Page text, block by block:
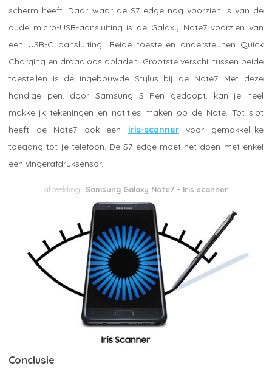
scherm heeft. Daar waar de S7 edge nog voorzien is van de
oude micro-USB-aansluiting is de Galaxy Note7 voorzien van
een USB-C aansluiting. Beide toestellen ondersteunen Quick
Charging en draadloos opladen. Grootste verschil tussen beide
toestellen is de ingebouwde Stylus bij de Note7. Met deze
handige pen, door Samsung S Pen gedoopt, kan je heel
makkelijk tekeningen en notities maken op de Note. Tot slot
heeft de Note7 ook een iris-scannervoor gemakkelijke
toegang tot je telefoon. De S7 edge moet het doen met enkel
een vingerafdruksensor.
Samsung Galaxy Note7 - Iris scanner
Conclusie